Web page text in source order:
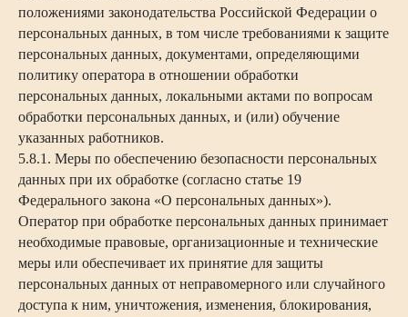
положениями законодательства Российской Федерации о
персональных данных, в том числе требованиями к защите
персональных данных, документами, определяющими
политику оператора в отношении обработки
персональных данных, локальными актами по вопросам
обработки персональных данных, и (или) обучение
указанных работников.
5.8.1. Меры по обеспечению безопасности персональных
данных при их обработке (согласно статье 19
Федерального закона «О персональных данных»).
Оператор при обработке персональных данных принимает
необходимые правовые, организационные и технические
меры или обеспечивает их принятие для защиты
персональных данных от неправомерного или случайного
доступа к ним, уничтожения, изменения, блокирования,